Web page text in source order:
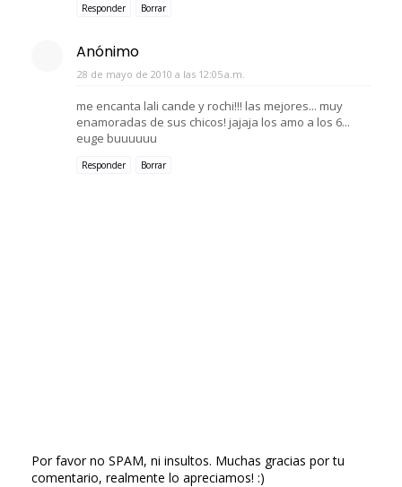
Responder Borrar
Anónimo
28 de mayo de 2010 a las 12:05 a.m.
me encanta lali cande y rochi!!! las mejores... muy
enamoradas de sus chicos! jajaja los amo a los 6...
euge buuuuuu
Responder Borrar
Por favor no SPAM, ni insultos. Muchas gracias por tu
comentario, realmente lo apreciamos! :)